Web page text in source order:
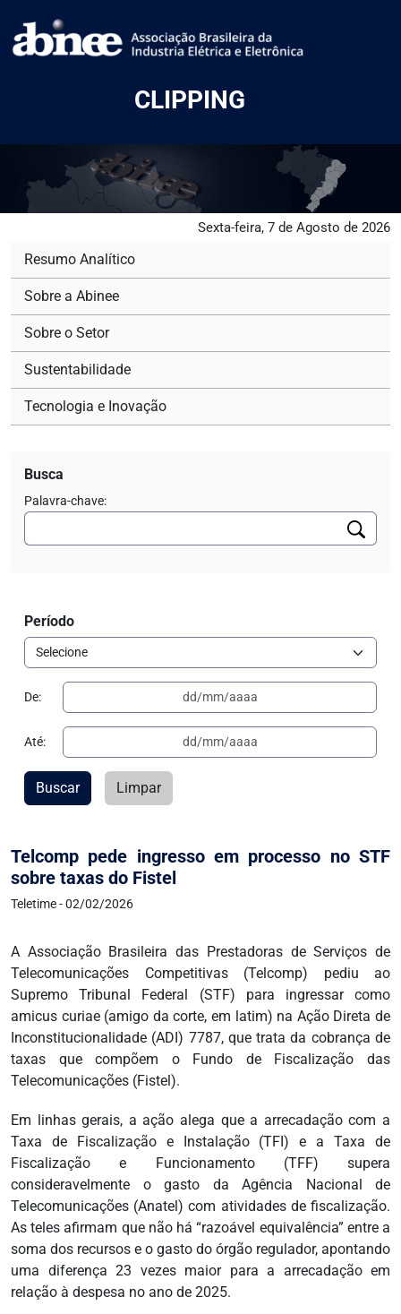
CLIPPING
Sexta-feira, 7 de Agosto de 2026
Telcomp pede ingresso em processo no STF
sobre taxas do Fistel
Teletime - 02/02/2026
A Associação Brasileira das Prestadoras de Serviços de
Telecomunicações Competitivas (Telcomp) pediu ao
Supremo Tribunal Federal (STF) para ingressar como
amicus curiae (amigo da corte, em latim) na Ação Direta de
Inconstitucionalidade (ADI) 7787, que trata da cobrança de
taxas que compõem o Fundo de Fiscalização das
Telecomunicações (Fistel).
Em linhas gerais, a ação alega que a arrecadação com a
Taxa de Fiscalização e Instalação (TFI) e a Taxa de
Fiscalização e Funcionamento (TFF) supera
consideravelmente o gasto da Agência Nacional de
Telecomunicações (Anatel) com atividades de fiscalização.
As teles afirmam que não há “razoável equivalência” entre a
soma dos recursos e o gasto do órgão regulador, apontando
uma diferença 23 vezes maior para a arrecadação em
relação à despesa no ano de 2025.
Resumo Analítico
Sobre a Abinee
Sobre o Setor
Sustentabilidade
Tecnologia e Inovação
Busca
Palavra-chave:
Período
De:
Até:
Buscar Limpar